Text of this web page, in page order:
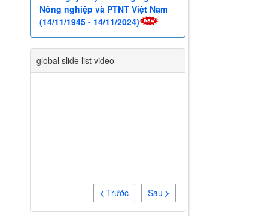
global slide list video
QUỸ PHÒNG, CHỐNG THIÊN TAI